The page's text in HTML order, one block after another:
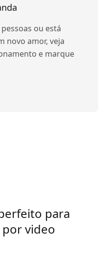
ou está
novo amor, veja
e marque
para
video